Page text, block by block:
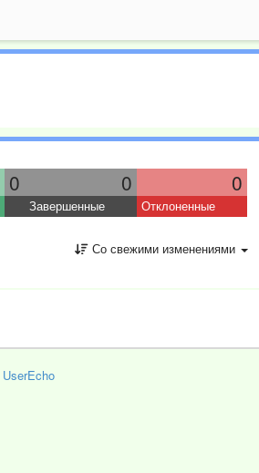
0 0 0
Завершенные Отклоненные
Со свежими изменениями
UserEcho